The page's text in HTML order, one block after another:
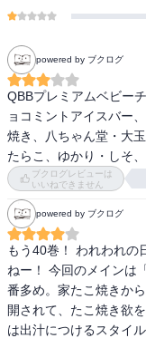
powered by ブクログ
QBBプレミアムベビー
ョコミントアイスバー
焼き、八ちゃん堂・大
たらこ、ゆかり・しそ
ブクログレビューは
いいねできません
powered by ブクログ
もう40巻！ われわれの
ねー！ 今回のメインは
番多め。家たこ焼きか
開されて、たこ焼き欲
は出汁につけるスタイ